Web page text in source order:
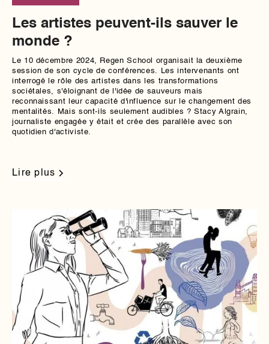
Les artistes peuvent-ils sauver le
monde ?
Le 10 décembre 2024, Regen School organisait la deuxième
session de son cycle de conférences. Les intervenants ont
interrogé le rôle des artistes dans les transformations
sociétales, s'éloignant de l'idée de sauveurs mais
reconnaissant leur capacité d'influence sur le changement des
mentalités. Mais sont-ils seulement audibles ? Stacy Algrain,
journaliste engagée y était et crée des parallèle avec son
quotidien d'activiste.
Lire plus